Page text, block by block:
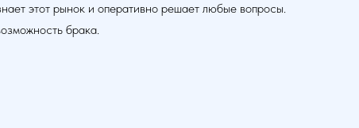
этот рынок и оперативно решает любые вопросы.
брака.